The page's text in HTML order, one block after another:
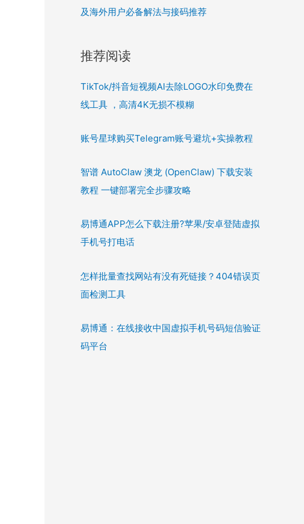
及海外用户必备解法与接码推荐
推荐阅读
TikTok/抖音短视频AI去除LOGO水印免费在
线工具 ，高清4K无损不模糊
账号星球购买Telegram账号避坑+实操教程
智谱 AutoClaw 澳龙 (OpenClaw) 下载安装
教程 一键部署完全步骤攻略
易博通APP怎么下载注册?苹果/安卓登陆虚拟
手机号打电话
怎样批量查找网站有没有死链接？404错误页
面检测工具
易博通：在线接收中国虚拟手机号码短信验证
码平台